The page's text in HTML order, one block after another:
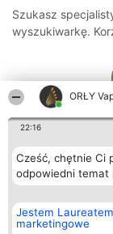
ORŁY
22:16
Cześć, chętnie Ci
odpowiedni temat
Jestem
marketingowe
Szukasz
wyszukiwarkę.
Organizator
Bright Side Solutions sp.
o. sp. k.